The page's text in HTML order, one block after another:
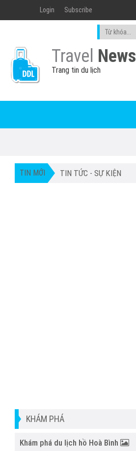
Login Subscribe
Travel News
Trang tin du lịch
TIN MỚI TIN TỨC - SỰ KIỆN
KHÁM PHÁ
Khám phá du lịch hồ Hoà Bình